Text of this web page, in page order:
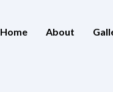
Home About